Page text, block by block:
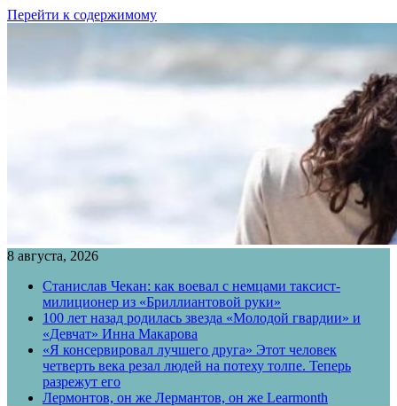
Перейти к содержимому
8 августа, 2026
Станислав Чекан: как воевал с немцами таксист-
милиционер из «Бриллиантовой руки»
100 лет назад родилась звезда «Молодой гвардии» и
«Девчат» Инна Макарова
«Я консервировал лучшего друга» Этот человек
четверть века резал людей на потеху толпе. Теперь
разрежут его
Лермонтов, он же Лермантов, он же Learmonth